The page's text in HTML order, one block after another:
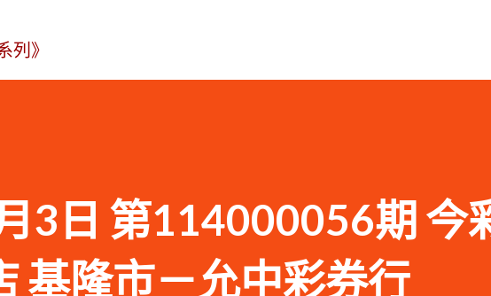
列》
3日 第114000056期 今
基隆市－允中彩券行